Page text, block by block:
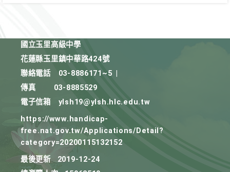
國立玉里高級中學
花蓮縣玉里鎮中華路424號
聯絡電話
03-8886171~5
傳真
03-8885529
電子信箱
ylsh19@ylsh.hlc.edu.tw
https://www.handicap-
free.nat.gov.tw/Applications/Detail?
category=20200115132152
最後更新
2019-12-24